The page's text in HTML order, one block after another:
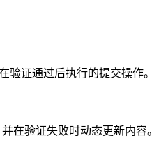
证通过后执行的提交操作。
在验证失败时动态更新内容。